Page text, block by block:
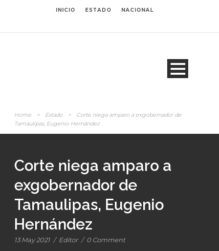
INICIO ESTADO NACIONAL
Home > Estado >
Corte niega amparo a exgobernador de
Tamaulipas, Eugenio Hernández
Corte niega amparo a
exgobernador de
Tamaulipas, Eugenio
Hernández
13 May 2021 / Editor / 0 Comment